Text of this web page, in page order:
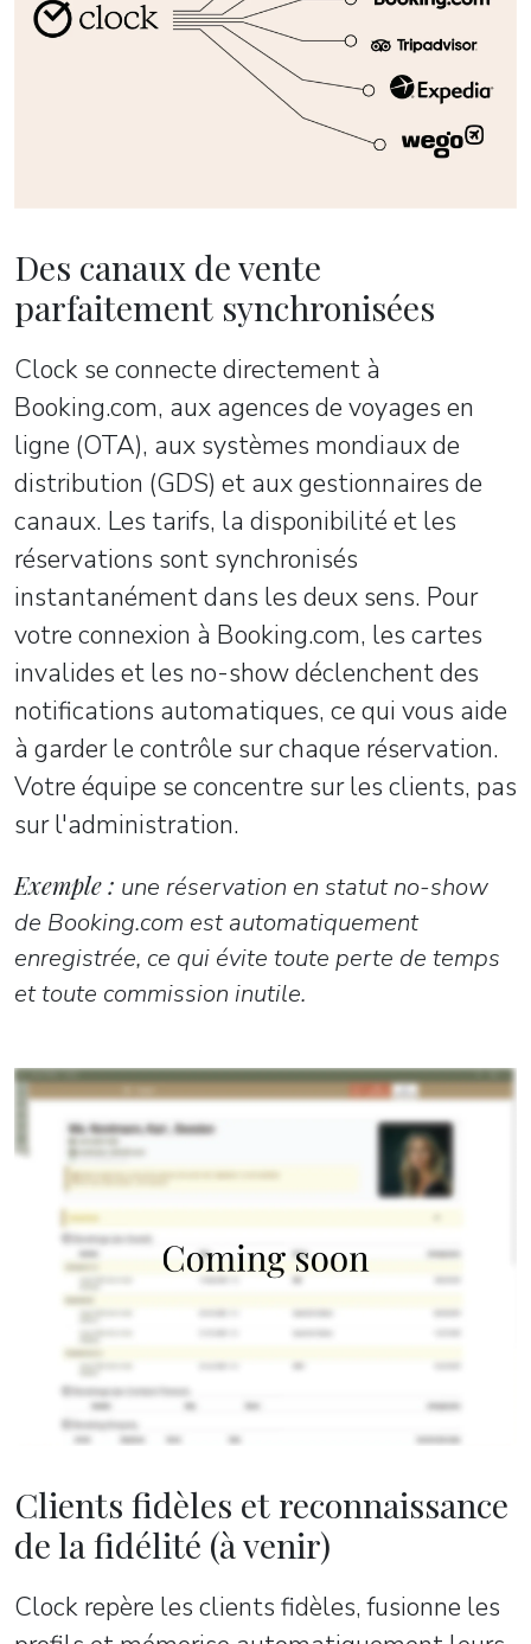
Des canaux de vente
parfaitement synchronisées
Clock se connecte directement à
Booking.com, aux agences de voyages en
ligne (OTA), aux systèmes mondiaux de
distribution (GDS) et aux gestionnaires de
canaux. Les tarifs, la disponibilité et les
réservations sont synchronisés
instantanément dans les deux sens. Pour
votre connexion à Booking.com, les cartes
invalides et les no-show déclenchent des
notifications automatiques, ce qui vous aide
à garder le contrôle sur chaque réservation.
Votre équipe se concentre sur les clients, pas
sur l'administration.
Exemple : une réservation en statut no-show
de Booking.com est automatiquement
enregistrée, ce qui évite toute perte de temps
et toute commission inutile.
Clients fidèles et reconnaissance
de la fidélité (à venir)
Clock repère les clients fidèles, fusionne les